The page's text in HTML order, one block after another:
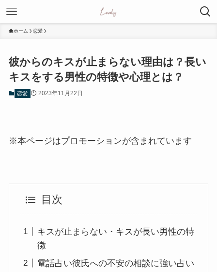
ホーム 恋愛
彼からのキスが止まらない理由は？長い
キスをする男性の特徴や心理とは？
恋愛 2023年11月22日
※本ページはプロモーションが含まれています
目次
キスが止まらない・キスが長い男性の特
徴
電話占い彼氏への不安の相談に強い占い